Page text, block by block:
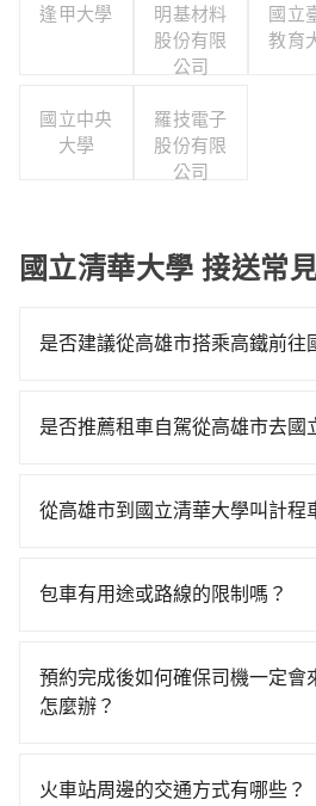
逢甲大學
明基材料
股份有限
公司
國立
教育
國立中央
大學
羅技電子
股份有限
公司
國立清華大學 接送常
是否建議從高雄市搭乘高鐵前往
適、省時、較貴！從最早06:15一
票、通過閘口、並在月台上等待
站、等待車站前排班的計程車，
行，高鐵加轉乘之平均每人花費
使用tripool並到府專車接送，則
是這麼趕時間的人來說，預約
是否推薦租車自駕從高雄市去國
時不需要閉目養神（因為要自己
$115~205承租小轎車，每公里再
達目的地後多久原路返回），雖
時40元路邊停車費用預估進去，
差的車款，如果人數超過四位，
從高雄市到國立清華大學叫計程
灣大車隊、Uber、Line Taxi、
約tripool可省高達$1,600。綜合
務品質上，tripool都是你從高雄
包車有用途或路線的限制嗎？
方，只要是長途交通且途中遵守
掃墓、包車旅遊、參加喜宴/喪禮
或者任何跨縣市接送的需求，
預約完成後如何確保司機一定會
怎麼辦？
派車。在出發前一天晚上八點時
火車站周邊的交通方式有哪些？